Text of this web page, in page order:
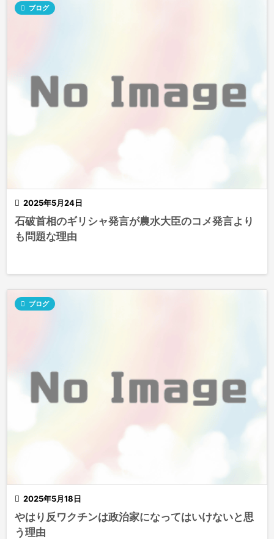
 2025年5月24日
 ブログ
石破首相のギリシャ発言が農水大臣のコメ発言より
も問題な理由
 2025年5月18日
 ブログ
やはり反ワクチンは政治家になってはいけないと思
う理由